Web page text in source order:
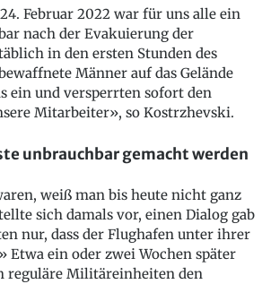
Februar 2022 war für uns alle ein
nach der Evakuierung der
in den ersten Stunden des
Männer auf das Gelände
ein und versperrten sofort den
Mitarbeiter», so Kostrzhevski.
unbrauchbar gemacht werden
weiß man bis heute nicht ganz
sich damals vor, einen Dialog gab
nur, dass der Flughafen unter ihrer
Etwa ein oder zwei Wochen später
reguläre Militäreinheiten den